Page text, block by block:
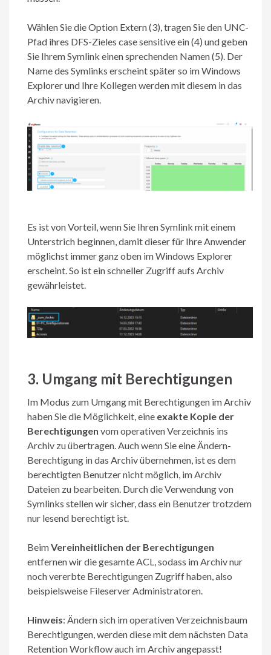
Wählen Sie die Option Extern (3), tragen Sie den UNC-
Pfad ihres DFS-Zieles case sensitive ein (4) und geben
Sie Ihrem Symlink einen sprechenden Namen (5). Der
Name des Symlinks erscheint später so im Windows
Explorer und Ihre Kollegen werden mit diesem in das
Archiv navigieren.
Es ist von Vorteil, wenn Sie Ihren Symlink mit einem
Unterstrich beginnen, damit dieser für Ihre Anwender
möglichst immer ganz oben im Windows Explorer
erscheint. So ist ein schneller Zugriff aufs Archiv
gewährleistet.
3. Umgang mit Berechtigungen
Im Modus zum Umgang mit Berechtigungen im Archiv
haben Sie die Möglichkeit, eine exakte Kopie der
Berechtigungen vom operativen Verzeichnis ins
Archiv zu übertragen. Auch wenn Sie eine Ändern-
Berechtigung in das Archiv übernehmen, ist es dem
berechtigten Benutzer nicht möglich, im Archiv
Dateien zu bearbeiten. Durch die Verwendung von
Symlinks stellen wir sicher, dass ein Benutzer trotzdem
nur lesend berechtigt ist.
BeimVereinheitlichen der Berechtigungen
entfernen wir die gesamte ACL, sodass im Archiv nur
noch vererbte Berechtigungen Zugriff haben, also
beispielsweise Fileserver Administratoren.
Hinweis: Ändern sich im operativen Verzeichnisbaum
Berechtigungen, werden diese mit dem nächsten Data
Retention Workflow auch im Archiv angepasst!